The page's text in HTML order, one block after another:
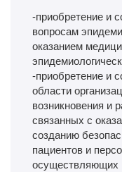
-приобретение и
вопросам
оказанием
-приобретение и
области
возникновения и
связанных с
созданию
пациентов и
осуществляющих